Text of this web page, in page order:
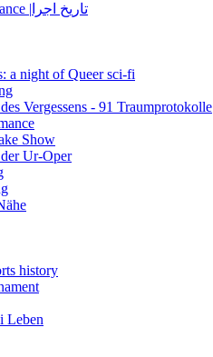
Date of Performance |تاریخ اجرا
a night of Queer sci-fi
Vergessens - 91 Traumprotokolle
Show
Ur-Oper
history
Leben